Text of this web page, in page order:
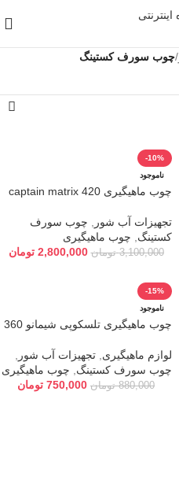
/چوب سورف کستینگ
-10%
ناموجود
چوب ماهیگیری captain matrix 420
تجهیزات آب شور
چوب سورف
کستینگ
چوب ماهیگیری
3,100,000 تومان 2,800,000 تومان
-15%
ناموجود
چوب ماهیگیری تلسکوپی شیمانو 360
لوازم ماهیگیری تجهیزات آب شور
چوب سورف کستینگ
چوب ماهیگیری
880,000 تومان 750,000 تومان